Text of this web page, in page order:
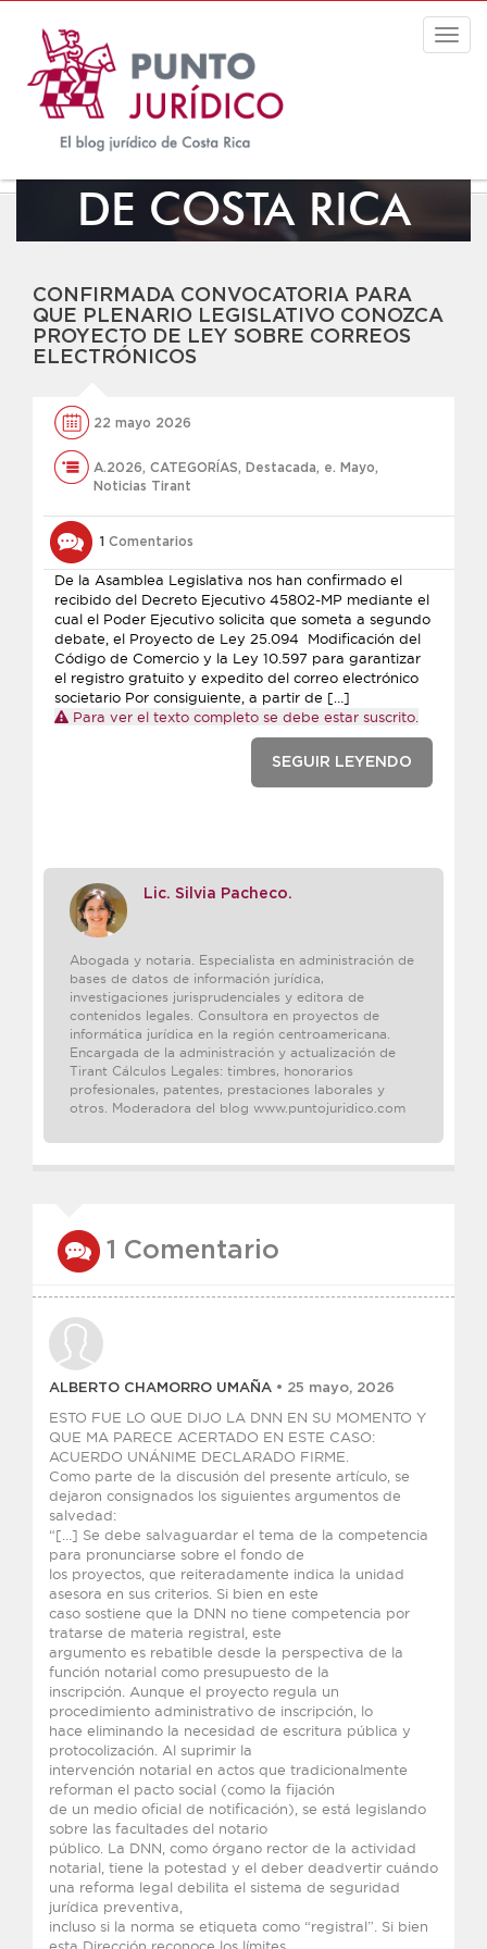
EL BLOG JURÍDICO
DE COSTA RICA
CONFIRMADA CONVOCATORIA PARA
QUE PLENARIO LEGISLATIVO CONOZCA
PROYECTO DE LEY SOBRE CORREOS
ELECTRÓNICOS
22 mayo 2026
A.2026, CATEGORÍAS, Destacada, e. Mayo,
Noticias Tirant
1 Comentarios
De la Asamblea Legislativa nos han confirmado el
recibido del Decreto Ejecutivo 45802-MP mediante el
cual el Poder Ejecutivo solicita que someta a segundo
debate, el Proyecto de Ley 25.094 Modificación del
Código de Comercio y la Ley 10.597 para garantizar
el registro gratuito y expedito del correo electrónico
societario Por consiguiente, a partir de […]
Para ver el texto completo se debe estar suscrito.
SEGUIR LEYENDO
Lic. Silvia Pacheco.
Abogada y notaria. Especialista en administración de
bases de datos de información jurídica,
investigaciones jurisprudenciales y editora de
contenidos legales. Consultora en proyectos de
informática jurídica en la región centroamericana.
Encargada de la administración y actualización de
Tirant Cálculos Legales: timbres, honorarios
profesionales, patentes, prestaciones laborales y
otros. Moderadora del blog www.puntojuridico.com
1 Comentario
ALBERTO CHAMORRO UMAÑA • 25 mayo, 2026
ESTO FUE LO QUE DIJO LA DNN EN SU MOMENTO Y
QUE MA PARECE ACERTADO EN ESTE CASO:
ACUERDO UNÁNIME DECLARADO FIRME.
Como parte de la discusión del presente artículo, se
dejaron consignados los siguientes argumentos de
salvedad:
“[…] Se debe salvaguardar el tema de la competencia
para pronunciarse sobre el fondo de
los proyectos, que reiteradamente indica la unidad
asesora en sus criterios. Si bien en este
caso sostiene que la DNN no tiene competencia por
tratarse de materia registral, este
argumento es rebatible desde la perspectiva de la
función notarial como presupuesto de la
inscripción. Aunque el proyecto regula un
procedimiento administrativo de inscripción, lo
hace eliminando la necesidad de escritura pública y
protocolización. Al suprimir la
intervención notarial en actos que tradicionalmente
reforman el pacto social (como la fijación
de un medio oficial de notificación), se está legislando
sobre las facultades del notario
público. La DNN, como órgano rector de la actividad
notarial, tiene la potestad y el deber deadvertir cuándo
una reforma legal debilita el sistema de seguridad
jurídica preventiva,
incluso si la norma se etiqueta como “registral”. Si bien